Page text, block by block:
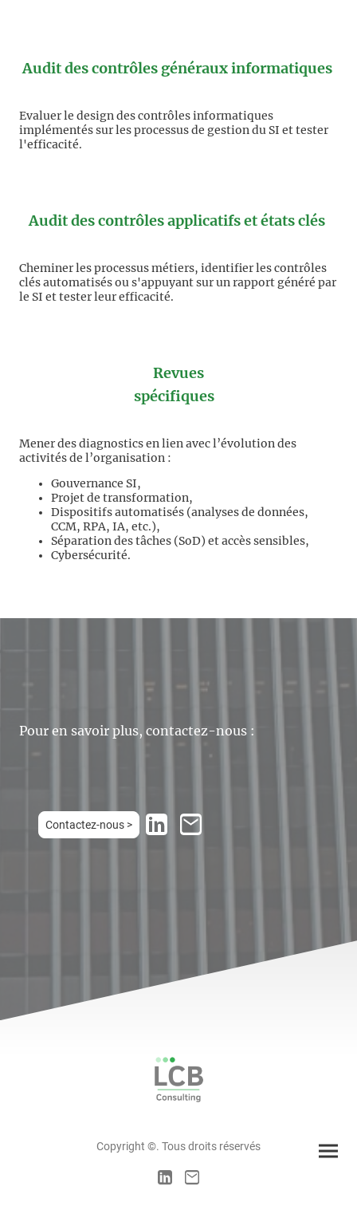
Audit des contrôles généraux informatiques
Evaluer le design des contrôles informatiques
implémentés sur les processus de gestion du SI et tester
l'efficacité.
Audit des contrôles applicatifs et états clés
Cheminer les processus métiers, identifier les contrôles
clés automatisés ou s'appuyant sur un rapport généré par
le SI et tester leur efficacité.
Revues
spécifiques
Mener des diagnostics en lien avec l’évolution des
activités de l’organisation :
Gouvernance SI,
Projet de transformation,
Dispositifs automatisés (analyses de données,
CCM, RPA, IA, etc.),
Séparation des tâches (SoD) et accès sensibles,
Cybersécurité.
Pour en savoir plus, contactez-nous :
Contactez-nous >
Copyright ©. Tous droits réservés